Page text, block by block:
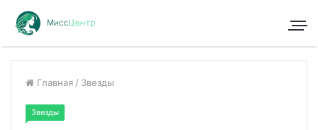
Главная / Звезды
Звезды